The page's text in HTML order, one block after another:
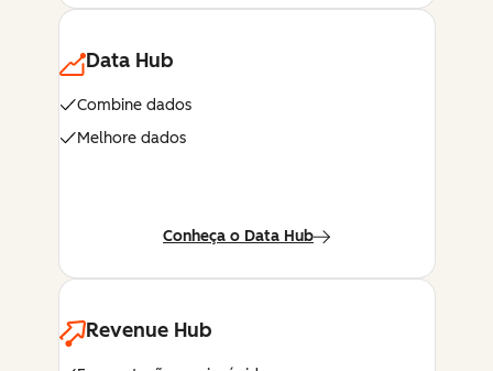
Data Hub
Combine dados
Melhore dados
Conheça o Data Hub
Revenue Hub